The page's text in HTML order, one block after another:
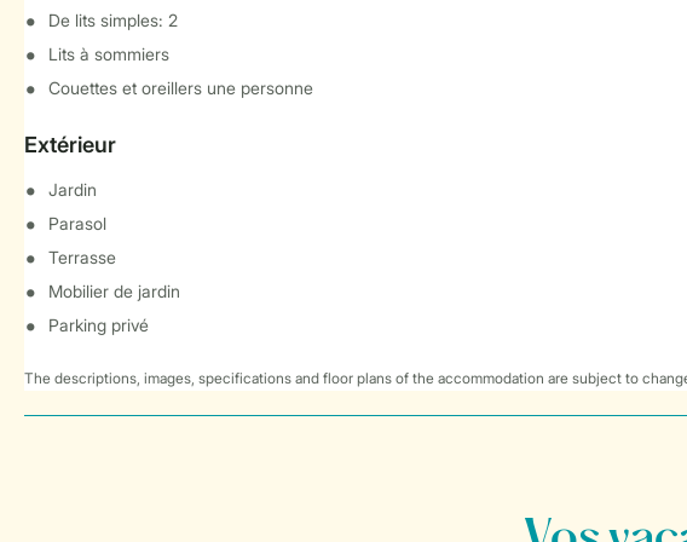
De lits simples: 2
Lits à sommiers
Couettes et oreillers une personne
Extérieur
Jardin
Parasol
Terrasse
Mobilier de jardin
Parking privé
The descriptions, images, specifications and floor plans of the accommodation are subject to